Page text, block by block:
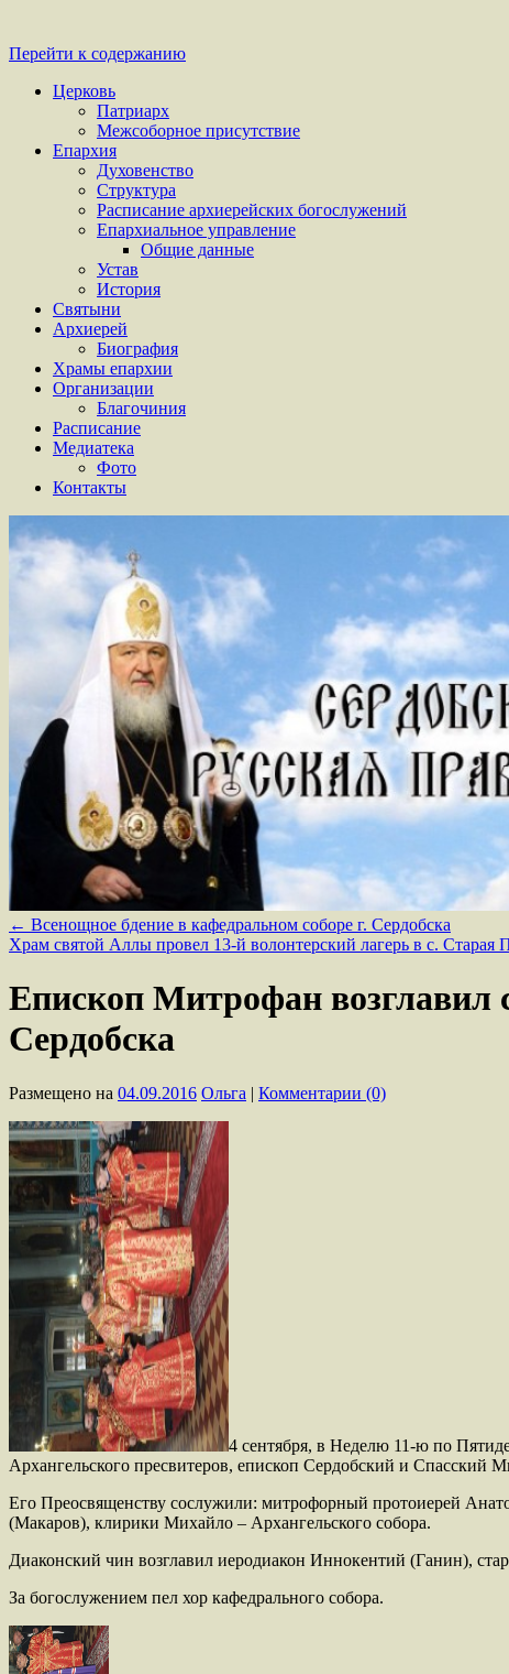
Перейти к содержанию
Церковь
Патриарх
Межсоборное присутствие
Епархия
Духовенство
Структура
Расписание архиерейских богослужений
Епархиальное управление
Общие данные
Устав
История
Святыни
Архиерей
Биография
Храмы епархии
Организации
Благочиния
Расписание
Медиатека
Фото
Контакты
← Всенощное бдение в кафедральном соборе г. Сердобска
Храм святой Аллы провел 13-й волонтерский лагерь в с. Старая
Епископ Митрофан возглавил
Сердобска
Размещено на 04.09.2016 Ольга | Комментарии (0)
4 сентября, в Неделю 11-ю по
Архангельского пресвитеров, епископ Сердобский и
Его Преосвященству сослужили: митрофорный протоиерей
(Макаров), клирики Михайло – Архангельского собора.
Диаконский чин возглавил иеродиакон Иннокентий (Ганин),
За богослужением пел хор кафедрального собора.